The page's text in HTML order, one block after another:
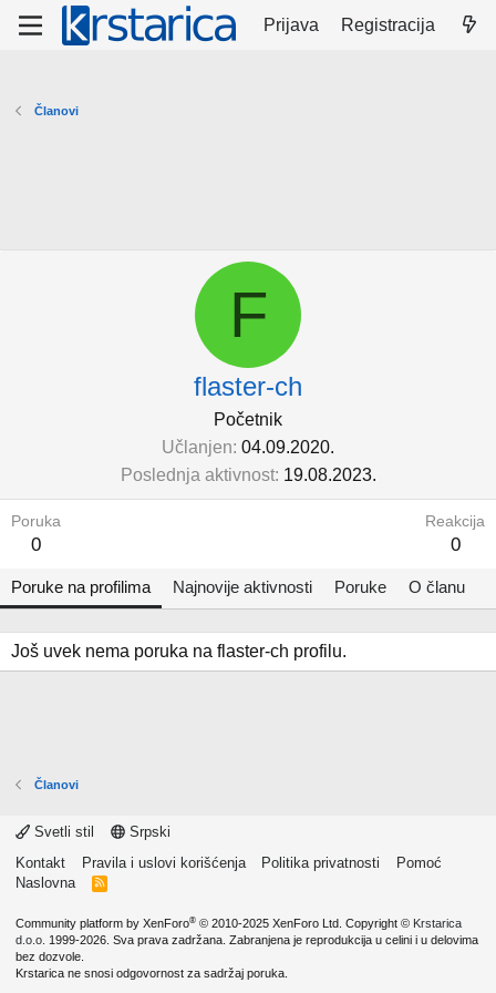
Prijava Registracija
Članovi
F
flaster-ch
Početnik
Učlanjen 04.09.2020.
Poslednja aktivnost 19.08.2023.
Poruka
0
Reakcija
0
Poruke na profilima Najnovije aktivnosti Poruke O članu
Još uvek nema poruka na flaster-ch profilu.
Članovi
Svetli stil
Srpski
Kontakt
Pravila i uslovi korišćenja Politika privatnosti
Pomoć
Naslovna
R
Community platform by XenForo® © 2010-2025 XenForo Ltd. Copyright © Krstarica
d.o.o. 1999-2026. Sva prava zadržana. Zabranjena je reprodukcija u celini i u delovima
bez dozvole.
Krstarica ne snosi odgovornost za sadržaj poruka.